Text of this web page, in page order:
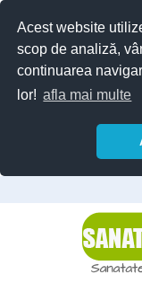
Acest website
scop de analiză,
continuarea
lor! afla mai multe